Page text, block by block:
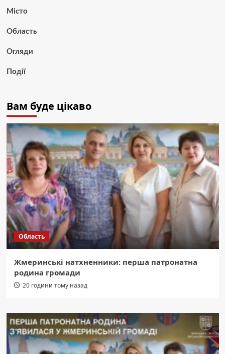
Місто
Область
Огляди
Події
Вам буде цікаво
Область
Жмеринські натхненники: перша патронатна
родина громади
20 години тому назад